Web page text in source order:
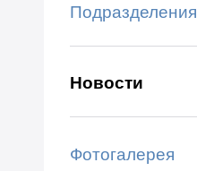
Подразделения
Новости
Фотогалерея